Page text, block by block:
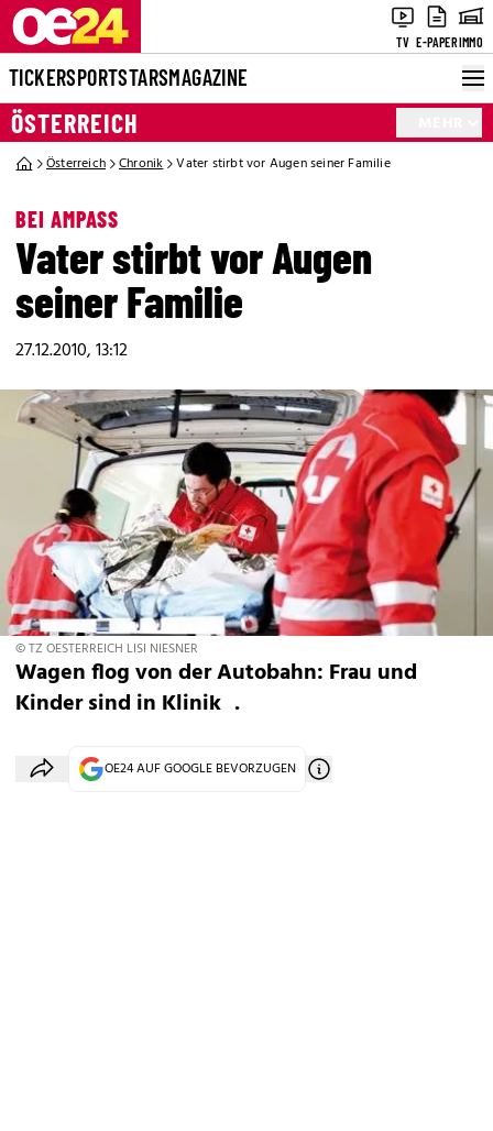
TV E-PAPERIMMO
TICKERSPORTSTARSMAGAZINE
ÖSTERREICH
Österreich Chronik Vater stirbt vor Augen seiner Familie
BEI AMPASS
Vater stirbt vor Augen
seiner Familie
27.12.2010, 13:12
© TZ OESTERREICH LISI NIESNER
Wagen flog von der Autobahn: Frau und
Kinder sind in Klinik .
OE24 AUF GOOGLE BEVORZUGEN